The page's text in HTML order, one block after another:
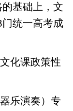
基础上，文
统一高考成
文化课政策性
乐演奏）专